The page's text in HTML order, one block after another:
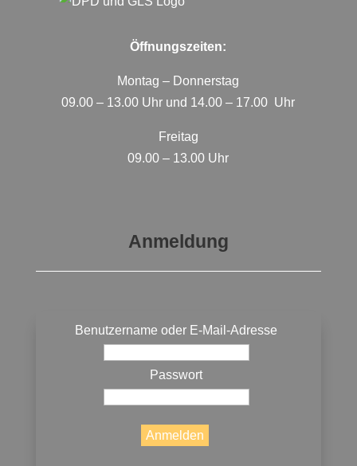
Öffnungszeiten:
Montag – Donnerstag
09.00 – 13.00 Uhr und 14.00 – 17.00 Uhr
Freitag
09.00 – 13.00 Uhr
Anmeldung
Benutzername oder E-Mail-Adresse
Passwort